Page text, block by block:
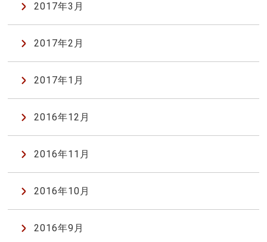
2017年3月
2017年2月
2017年1月
2016年12月
2016年11月
2016年10月
2016年9月